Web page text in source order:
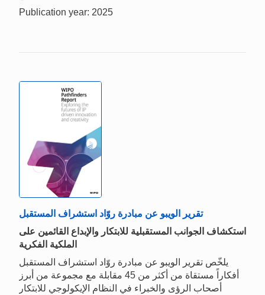
Publication year: 2025
تقرير الويبو عن مبادرة روّاد استشراف المستقبل
استكشاف الجوانب المستقبلية للابتكار والإبداع القائمين على
الملكية الفكرية
يلخّص تقرير الويبو عن مبادرة روّاد استشراف المستقبل
أفكاراً مستقاة من أكثر من 45 مقابلة مع مجموعة من أبرز
أصحاب الرؤى والخبراء في النظام الإيكولوجي للابتكار